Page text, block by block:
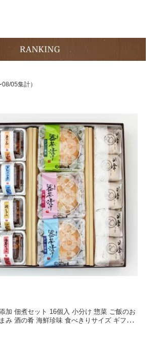
08/05集計）
加 佃煮セット 16個入 小分け 惣菜 ご飯のお
み 酒の肴 海鮮珍味 食べきりサイズ ギフト
ルメ 内祝い プレゼント お中元 夏ギフト 敬
味 食べ比べ お節